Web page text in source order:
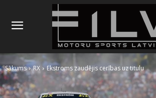
Sākums RX Ekstroms zaudējis cerības uz titulu